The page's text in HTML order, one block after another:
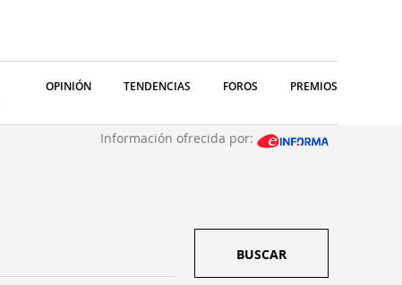
OPINIÓN TENDENCIAS FOROS PREMIOS
Información ofrecida por:
BUSCAR